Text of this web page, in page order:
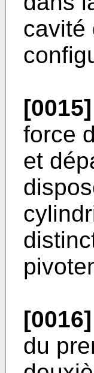
cavité
[0015]
force
et
[0016]
du